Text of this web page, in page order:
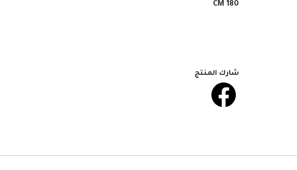
180 CM
شارك المنتج